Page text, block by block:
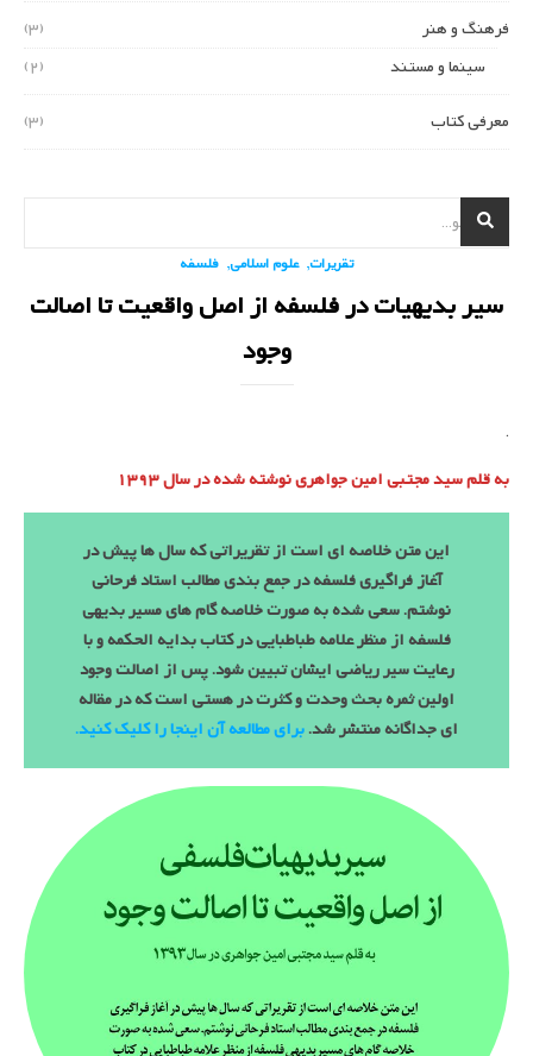
فرهنگ و هنر
(3)
سینما و مستند
(2)
معرفی کتاب
(3)
تقریرات,علوم اسلامی, فلسفه
سیر بدیهیات در فلسفه از اصل واقعیت تا اصالت
وجود
.
به قلم سید مجتبی امین جواهری نوشته شده در سال 1393
این متن خلاصه ای است از تقریراتی که سال ها پیش در
آغاز فراگیری فلسفه در جمع بندی مطالب استاد فرحانی
نوشتم. سعی شده به صورت خلاصه گام های مسیر بدیهی
فلسفه از منظر علامه طباطبایی در کتاب بدایه الحکمه و با
رعایت سیر ریاضی ایشان تبیین شود. پس از اصالت وجود
اولین ثمره بحث وحدت و کثرت در هستی است که در مقاله
ای جداگانه منتشر شد.برای مطالعه آن اینجا را کلیک کنید.